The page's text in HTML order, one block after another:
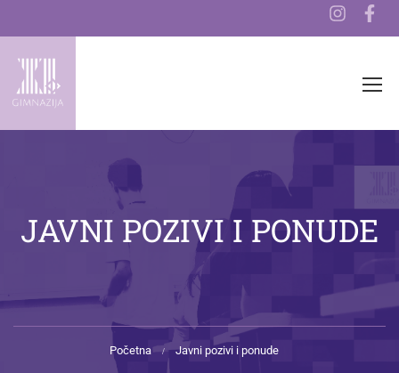
JAVNI POZIVI I PONUDE
Početna Javni pozivi i ponude